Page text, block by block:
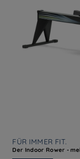
FÜR IMMER FIT.
Der Indoor Rower -